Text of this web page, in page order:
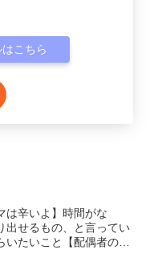
こちら
は辛いよ】時間がな
せるもの、と言ってい
いたいこと【配偶者の理